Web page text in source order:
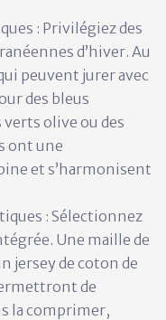
: Privilégiez des
d’hiver. Au
peuvent jurer avec
des bleus
olive ou des
ont une
et s’harmonisent
: Sélectionnez
Une maille de
jersey de coton de
de
la comprimer,